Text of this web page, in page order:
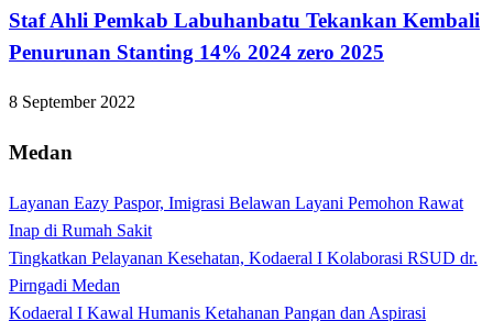
Staf Ahli Pemkab Labuhanbatu Tekankan Kembali
Penurunan Stanting 14% 2024 zero 2025
8 September 2022
Medan
Layanan Eazy Paspor, Imigrasi Belawan Layani Pemohon Rawat
Inap di Rumah Sakit
Tingkatkan Pelayanan Kesehatan, Kodaeral I Kolaborasi RSUD dr.
Pirngadi Medan‎
Kodaeral I Kawal Humanis Ketahanan Pangan dan Aspirasi